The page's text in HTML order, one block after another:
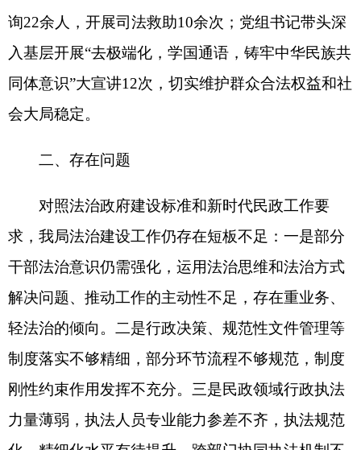
责”职责，将法治建设与民政业务深度融合，同部
署、同考核。完善党组定期研究法治工作机制，优
化督查考核和闭环落实机制，层层压实责任，形成
党组书记负总责，分管领导牵头抓总，各科室具体
（二）深化普法学习，提升法治素养能力。全
面落实“谁执法谁普法”普法责任制，深化普法责任
事”工作任务，聚焦养老诈骗、厚葬薄养等关系群众
切身利益的问题，深入开展法治学习宣传教育活
动。制定年度学法计划，开展好“法治讲堂·逢九必
讲”法治培训，用好线上线下平台和“宪法宣传周”等
重要普法节日，结合民政重点工作开展精准普法，
（三）规范权力运行，提升依法行政水平。健